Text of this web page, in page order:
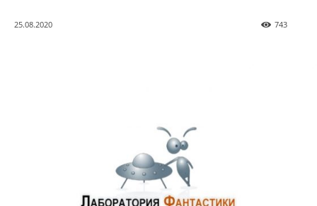
25.08.2020 743